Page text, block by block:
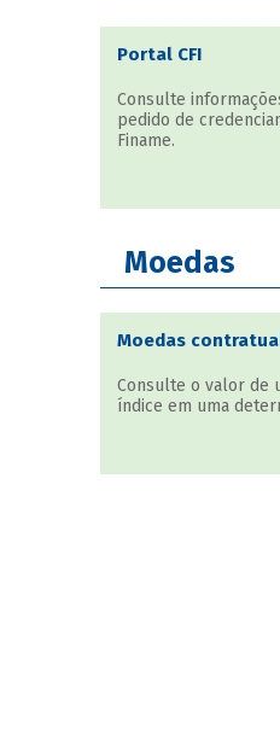
Portal CFI
Consulte
pedido de
Finame.
Moedas
Moedas
Consulte o valor de
índice em uma